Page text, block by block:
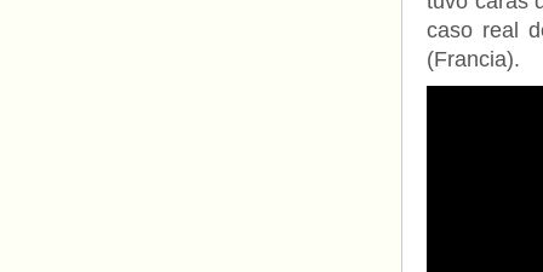
caso real
(Francia).